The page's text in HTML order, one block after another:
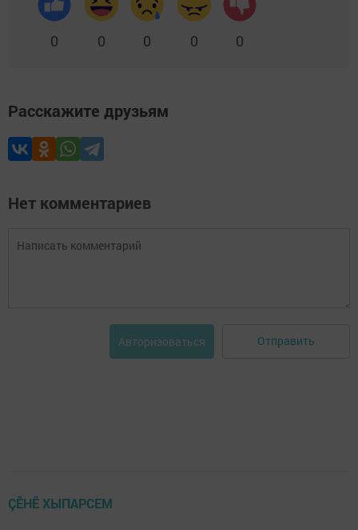
0 0 0 0 0
Расскажите друзьям
Нет комментариев
Авторизоваться Отправить
ÇӖНӖ ХЫПАРСЕМ